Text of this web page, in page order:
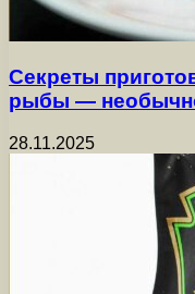
Секреты
рыбы —
28.11.2025